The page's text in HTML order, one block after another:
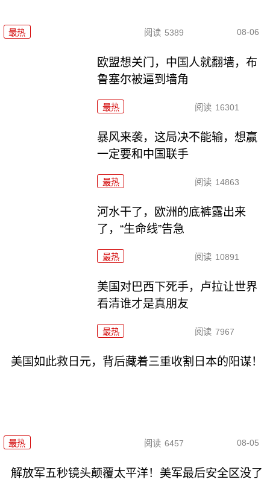
最热 阅读 5389 08-06
欧盟想关门，中国人就翻墙，布
鲁塞尔被逼到墙角
最热 阅读 16301
暴风来袭，这局决不能输，想赢
一定要和中国联手
最热 阅读 14863
河水干了，欧洲的底裤露出来
了，“生命线”告急
最热 阅读 10891
美国对巴西下死手，卢拉让世界
看清谁才是真朋友
最热 阅读 7967
美国如此救日元，背后藏着三重收割日本的阳谋！
最热 阅读 6457 08-05
解放军五秒镜头颠覆太平洋！美军最后安全区没了